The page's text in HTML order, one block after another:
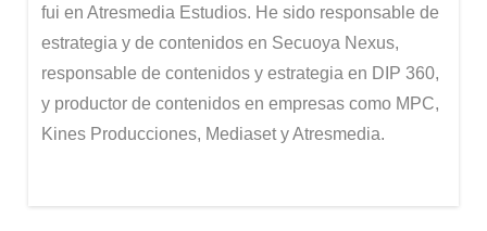
fui en Atresmedia Estudios. He sido responsable de
estrategia y de contenidos en Secuoya Nexus,
responsable de contenidos y estrategia en DIP 360,
y productor de contenidos en empresas como MPC,
Kines Producciones, Mediaset y Atresmedia.